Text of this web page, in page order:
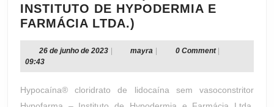
INSTITUTO DE HYPODERMIA E
FARMÁCIA LTDA.)
2%
SEM
INJETÁVEL
26 de junho de 202326
junho
2023
mayra mayra 0 Comment
09:43
Hypocaína® cloridrato de lidocaína sem vasoconstritor